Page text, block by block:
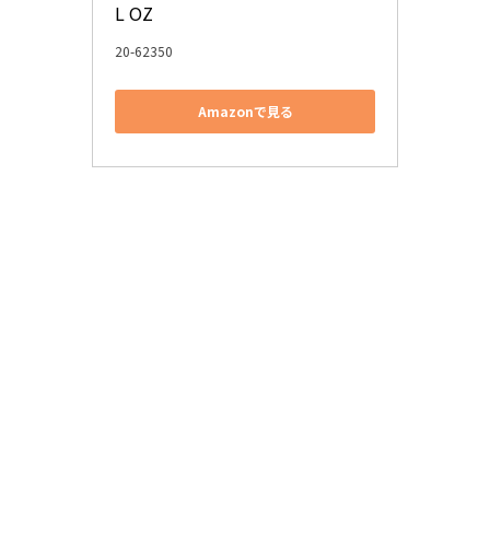
L OZ
20-62350
Amazonで見る